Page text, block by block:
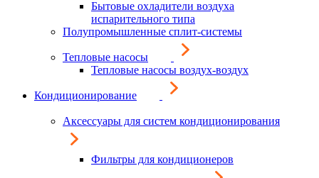
Бытовые охладители воздуха
испарительного типа
Полупромышленные сплит-системы
Тепловые насосы
Тепловые насосы воздух-воздух
Кондиционирование
Аксессуары для систем кондиционирования
Фильтры для кондиционеров